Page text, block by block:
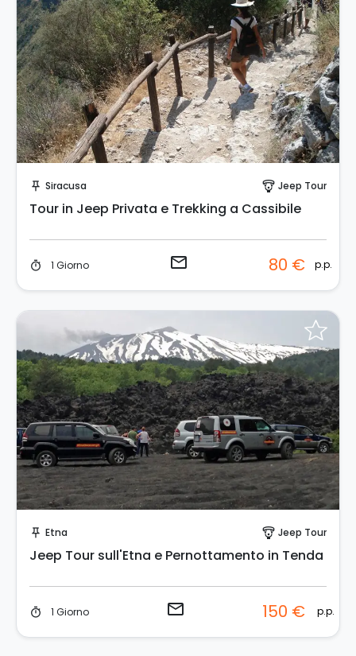
push_pin Siracusa paragliding Jeep Tour
Tour in Jeep Privata e Trekking a Cassibile
timer 1 Giorno email 80 € p.p.
push_pin Etna paragliding Jeep Tour
Jeep Tour sull'Etna e Pernottamento in Tenda
timer 1 Giorno email 150 € p.p.